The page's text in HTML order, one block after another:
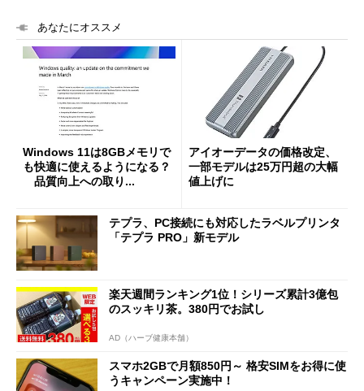
あなたにオススメ
Windows 11は8GBメモリで
も快適に使えるようになる？
品質向上への取り...
アイオーデータの価格改定、
一部モデルは25万円超の大幅
値上げに
テプラ、PC接続にも対応したラベルプリンタ
「テプラ PRO」新モデル
楽天週間ランキング1位！シリーズ累計3億包
のスッキリ茶。380円でお試し
AD（ハーブ健康本舗）
スマホ2GBで月額850円～ 格安SIMをお得に使
うキャンペーン実施中！